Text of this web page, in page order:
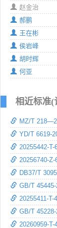
赵金治
郝鹏
王在彬
侯岩峰
胡时辉
何亚
相近标准(
MZ/T
YD/T 6619-
20255442-
20256740-
DB37/T
GB/T
20255411-
GB/T
20260959-